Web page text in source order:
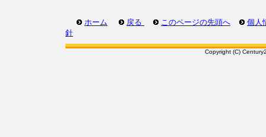
ホーム 戻る このページの先頭へ
個人
針
Copyright (C)